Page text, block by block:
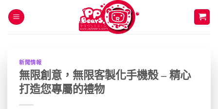
新聞情報
無限創意，無限客製化手機殼 – 精心
打造您專屬的禮物